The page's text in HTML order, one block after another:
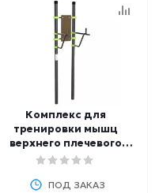
Комплекс для
тренировки мышц
верхнего плечевого
пояса и мышц брюшного
W240 GTO
ПОД ЗАКАЗ